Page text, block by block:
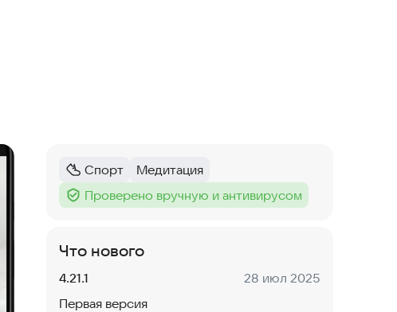
Категория
Спорт
Тег:
Медитация
Тег :
Проверено вручную и антивирусом
Что нового
Версия:
4.21.1 Дата:
28 июл 2025
Первая версия